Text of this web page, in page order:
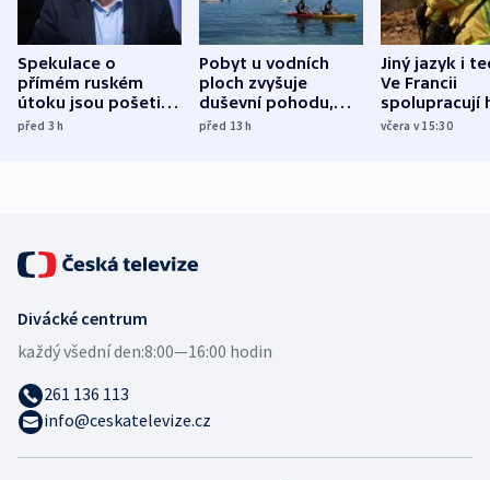
Spekulace o
přímém ruském
útoku jsou pošetilé,
míní estonský
před 3h
Pobyt u vodních
ploch zvyšuje
duševní pohodu,
ukázala
před 13h
Jiný jazyk i
Ve Francii
spolupracují
různých zemí
včera v 15:30
Divácké centrum
každý všední den:8:00—16:00 hodin
261 136 113
info@ceskatelevize.cz